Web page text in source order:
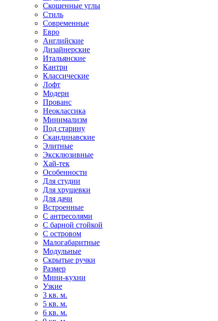
Скошенные углы
Стиль
Современные
Евро
Английские
Дизайнерские
Итальянские
Кантри
Классические
Лофт
Модерн
Прованс
Неоклассика
Минимализм
Под старину
Скандинавские
Элитные
Эксклюзивные
Хай-тек
Особенности
Для студии
Для хрущевки
Для дачи
Встроенные
С антресолями
С барной стойкой
С островом
Малогабаритные
Модульные
Скрытые ручки
Размер
Мини-кухни
Узкие
3 кв. м.
5 кв. м.
6 кв. м.